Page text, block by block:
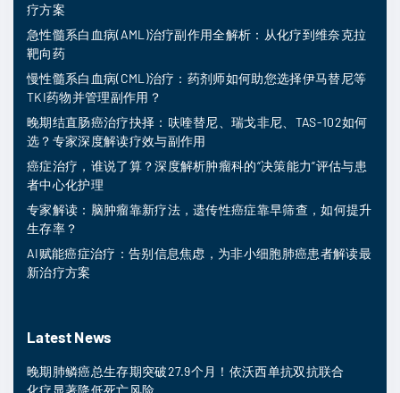
疗方案
急性髓系白血病(AML)治疗副作用全解析：从化疗到维奈克拉
靶向药
慢性髓系白血病(CML)治疗：药剂师如何助您选择伊马替尼等
TKI药物并管理副作用？
晚期结直肠癌治疗抉择：呋喹替尼、瑞戈非尼、TAS-102如何
选？专家深度解读疗效与副作用
癌症治疗，谁说了算？深度解析肿瘤科的“决策能力”评估与患
者中心化护理
专家解读：脑肿瘤靠新疗法，遗传性癌症靠早筛查，如何提升
生存率？
AI赋能癌症治疗：告别信息焦虑，为非小细胞肺癌患者解读最
新治疗方案
Latest News
晚期肺鳞癌总生存期突破27.9个月！依沃西单抗双抗联合
化疗显著降低死亡风险